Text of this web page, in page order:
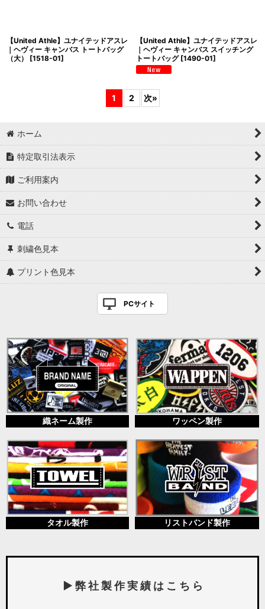
【United Athle】ユナイテッドアスレ
｜ヘヴィー キャンバス トートバッグ
（大）
[1518-01]
【United Athle】ユナイテッドアスレ
｜ヘヴィー キャンバス スイッチング
トートバッグ [1490-01]
1 2 次»
ホーム
特定取引法表示
ご利用案内
お問い合わせ
電話
刺繍色見本
プリント色見本
PCサイト
織ネーム製作 ワッペン製作
タオル製作 リストバンド製作
▶ 弊 社 製 作 実 績 は こ ち ら